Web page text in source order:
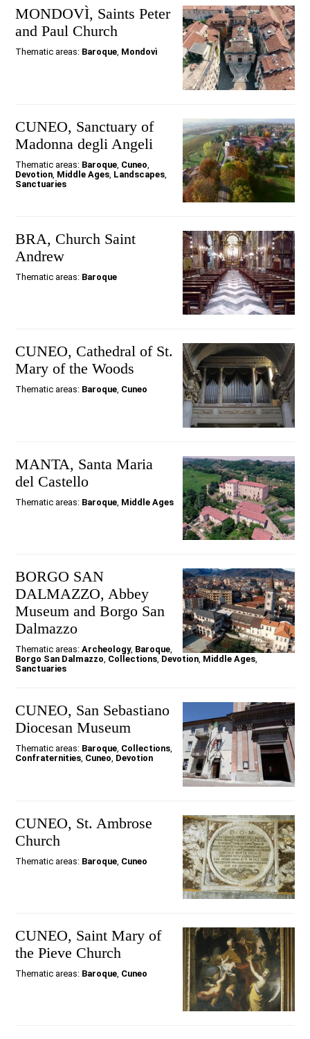
MONDOVÌ, Saints Peter
and Paul Church
Thematic areas: Baroque, Mondovì
CUNEO, Sanctuary of
Madonna degli Angeli
Thematic areas: Baroque Cuneo
Devotion Middle Ages Landscapes
Sanctuaries
BRA, Church Saint
Andrew
Thematic areas: Baroque
CUNEO, Cathedral of St.
Mary of the Woods
Thematic areas: Baroque, Cuneo
MANTA, Santa Maria
del Castello
Thematic areas: Baroque Middle Ages
BORGO SAN
DALMAZZO, Abbey
Museum and Borgo San
Dalmazzo
Thematic areas:Archeology, Baroque,
Borgo San Dalmazzo, Collections, Devotion, Middle Ages,
Sanctuaries
CUNEO, San Sebastiano
Diocesan Museum
Thematic areas: Baroque, Collections,
Confraternities, Cuneo, Devotion
CUNEO, St. Ambrose
Church
Thematic areas: Baroque Cuneo
CUNEO, Saint Mary of
the Pieve Church
Thematic areas: Baroque Cuneo